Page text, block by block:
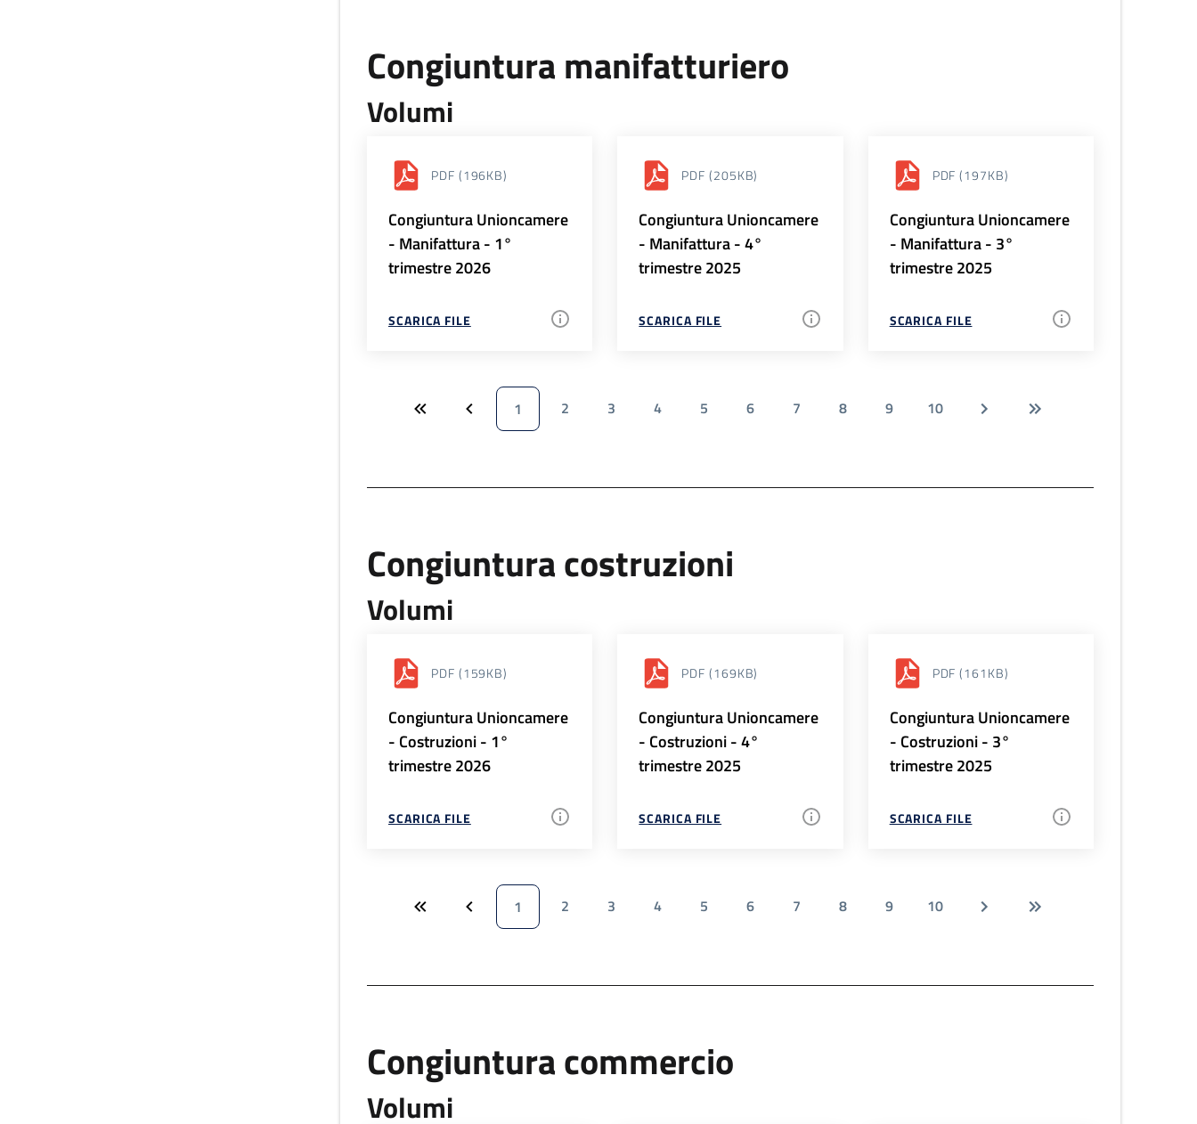
Congiuntura manifatturiero
Volumi
PDF (196KB)
Congiuntura Unioncamere
- Manifattura - 1°
trimestre 2026
SCARICA FILE
PDF (205KB)
Congiuntura Unioncamere
- Manifattura - 4°
trimestre 2025
SCARICA FILE
PDF (197KB)
Congiuntura Unioncamere
- Manifattura - 3°
trimestre 2025
SCARICA FILE
1 2 3 4 5 6 7 8 9 10
Congiuntura costruzioni
Volumi
PDF (159KB)
Congiuntura Unioncamere
- Costruzioni - 1°
trimestre 2026
SCARICA FILE
PDF (169KB)
Congiuntura Unioncamere
- Costruzioni - 4°
trimestre 2025
SCARICA FILE
PDF (161KB)
Congiuntura Unioncamere
- Costruzioni - 3°
trimestre 2025
SCARICA FILE
1 2 3 4 5 6 7 8 9 10
Congiuntura commercio
Volumi